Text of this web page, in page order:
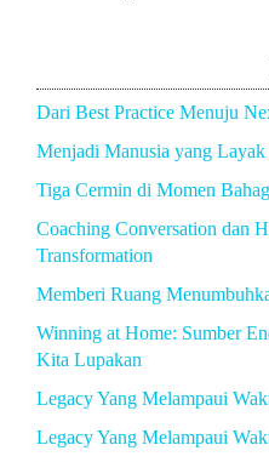
Dari Best Practice Menuju
Menjadi Manusia yang
Tiga Cermin di Momen
Coaching Conversation dan
Transformation
Memberi Ruang
Winning at Home: Sumber
Kita Lupakan
Legacy Yang Melampaui
Legacy Yang Melampaui